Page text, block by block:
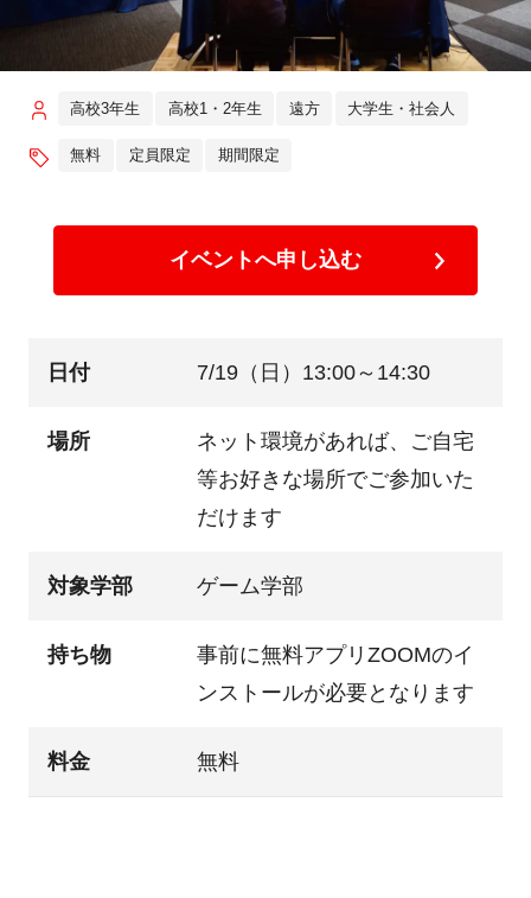
高校3年生 高校1・2年生 遠方 大学生・社会人
無料 定員限定 期間限定
イベントへ申し込む
日付 7/19（日）13:00～14:30
場所
ネット環境があれば、ご自宅
等お好きな場所でご参加いた
だけます
対象学部 ゲーム学部
持ち物
事前に無料アプリZOOMのイ
ンストールが必要となります
料金 無料